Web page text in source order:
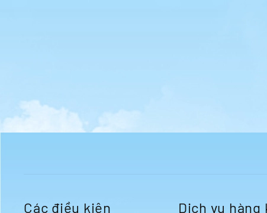
Các điều kiện Dịch vụ hàng